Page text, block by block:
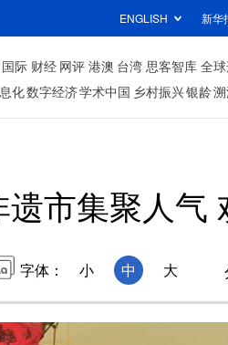
ENGLISH 新华
国际 财经 网评 港澳 台湾 思客智库 全
化数字经济学术中国 乡村振兴银龄
遗市集聚人气
字体： 小 中 大